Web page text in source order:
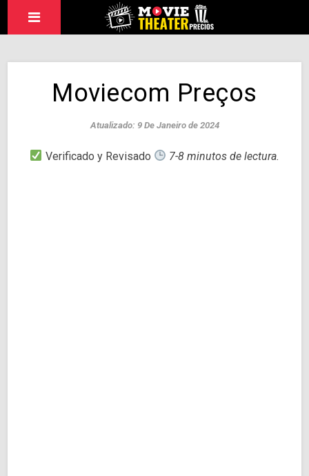
Moviecom Preços
Atualizado: 9 De Janeiro de 2024
Verificado y Revisado 7-8 minutos de lectura.